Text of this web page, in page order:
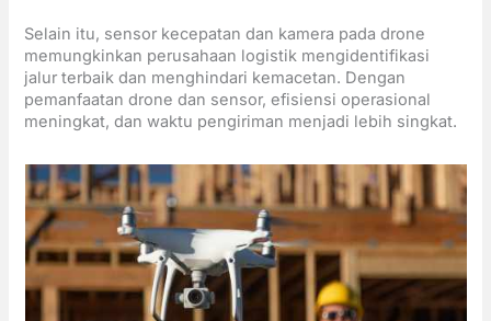
Selain itu, sensor kecepatan dan kamera pada drone
memungkinkan perusahaan logistik mengidentifikasi
jalur terbaik dan menghindari kemacetan. Dengan
pemanfaatan drone dan sensor, efisiensi operasional
meningkat, dan waktu pengiriman menjadi lebih singkat.